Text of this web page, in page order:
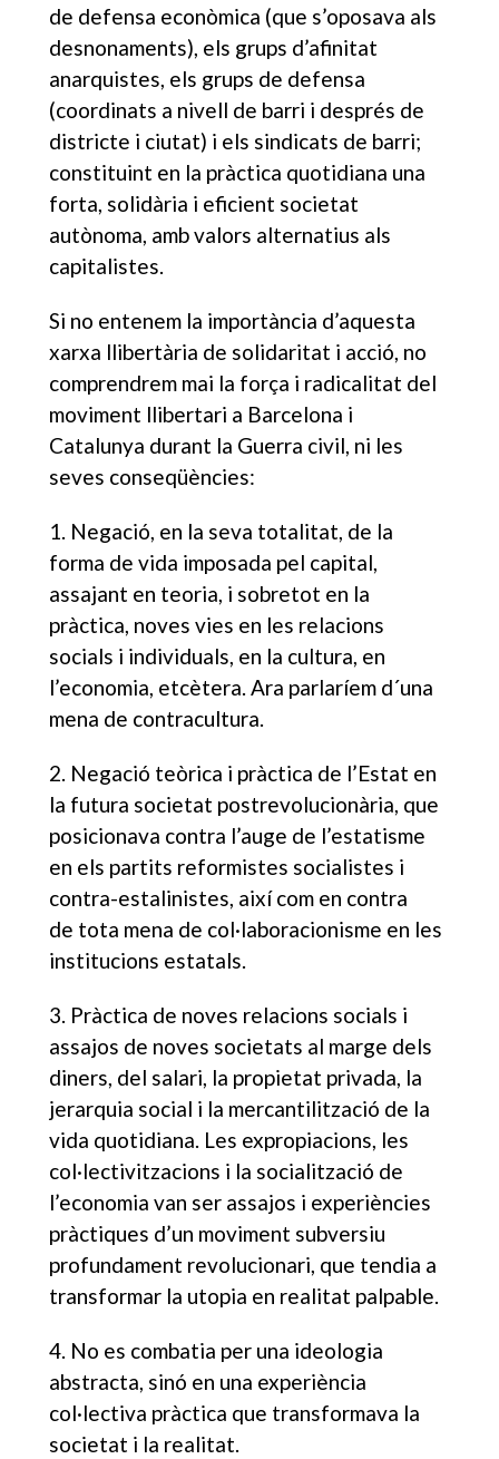
de defensa econòmica (que s’oposava als
desnonaments), els grups d’afinitat
anarquistes, els grups de defensa
(coordinats a nivell de barri i després de
districte i ciutat) i els sindicats de barri;
constituint en la pràctica quotidiana una
forta, solidària i eficient societat
autònoma, amb valors alternatius als
capitalistes.
Si no entenem la importància d’aquesta
xarxa llibertària de solidaritat i acció, no
comprendrem mai la força i radicalitat del
moviment llibertari a Barcelona i
Catalunya durant la Guerra civil, ni les
seves conseqüències:
1. Negació, en la seva totalitat, de la
forma de vida imposada pel capital,
assajant en teoria, i sobretot en la
pràctica, noves vies en les relacions
socials i individuals, en la cultura, en
l’economia, etcètera. Ara parlaríem d´una
mena de contracultura.
2. Negació teòrica i pràctica de l’Estat en
la futura societat postrevolucionària, que
posicionava contra l’auge de l’estatisme
en els partits reformistes socialistes i
contra-estalinistes, així com en contra
de tota mena de col·laboracionisme en les
institucions estatals.
3. Pràctica de noves relacions socials i
assajos de noves societats al marge dels
diners, del salari, la propietat privada, la
jerarquia social i la mercantilització de la
vida quotidiana. Les expropiacions, les
col·lectivitzacions i la socialització de
l’economia van ser assajos i experiències
pràctiques d’un moviment subversiu
profundament revolucionari, que tendia a
transformar la utopia en realitat palpable.
4. No es combatia per una ideologia
abstracta, sinó en una experiència
col·lectiva pràctica que transformava la
societat i la realitat.